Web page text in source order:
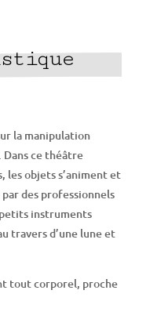
la manipulation
Dans ce théâtre
les objets s’animent et
des professionnels
instruments
travers d’une lune et
tout corporel, proche